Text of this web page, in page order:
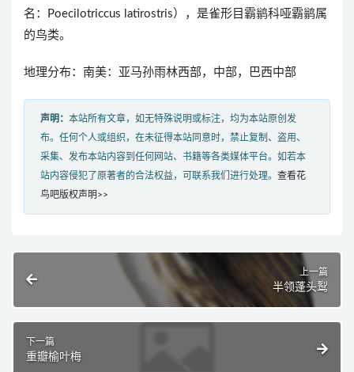
名：Poecilotriccus latirostris），是雀形目霸鹟科哑霸鹟属
的鸟类。
地理分布：南美：亚马孙雨林西部，中部，巴西中部
声明： 本站所有文章，如无特殊说明或标注，均为本站原创发
布。任何个人或组织，在未征得本站同意时，禁止复制、盗用、
采集、发布本站内容到任何网站、书籍等各类媒体平台。如若本
站内容侵犯了原著者的合法权益，可联系我们进行处理。 查看花
鸟吧版权声明>>
上一篇
半领蓬头䴕
下一篇
重瓣榆叶梅